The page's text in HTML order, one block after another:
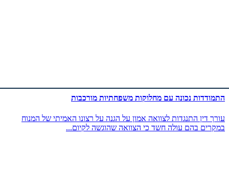
התמודדות נכונה עם מחלוקות משפחתיות מורכבות
עורך דין התנגדות לצוואה אמון על הגנה על רצונו האמיתי של המנוח
במקרים בהם עולה חשד כי הצוואה שהוגשה לקיום...